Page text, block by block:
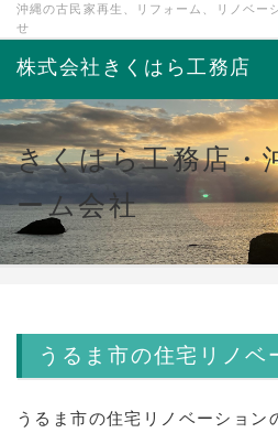
沖縄の古民家再生、リフォーム、リノベー
せ
株式会社きくはら工務店
きくはら工務店・
ーム会社
うるま市の住宅リノベ
うるま市の住宅リノベーション